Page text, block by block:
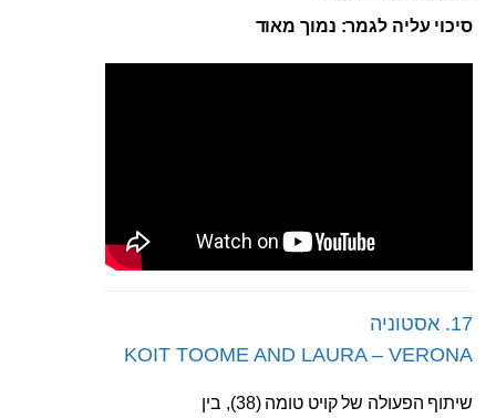
סיכוי עליה לגמר: נמוך מאוד
17. אסטוניה
KOIT TOOME AND LAURA – VERONA
שיתוף הפעולה של קויט טומה (38), בין